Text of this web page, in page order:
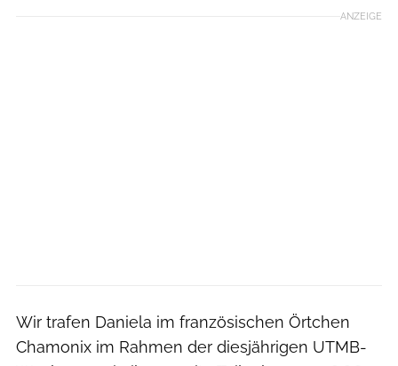
ANZEIGE
Wir trafen Daniela im französischen Örtchen
Chamonix im Rahmen der diesjährigen UTMB-